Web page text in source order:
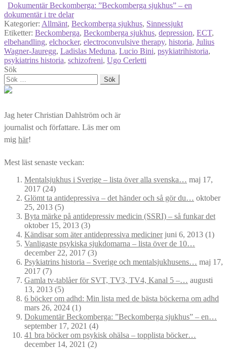
Dokumentär Beckomberga: ”Beckomberga sjukhus” – en
dokumentär i tre delar
Kategorier: Allmänt, Beckomberga sjukhus, Sinnessjukt
Etiketter: Beckomberga, Beckomberga sjukhus, depression, ECT,
elbehandling, elchocker, electroconvulsive therapy, historia, Julius
Wagner-Jauregg, Ladislas Meduna, Lucio Bini, psykiatrihistoria,
psykiatrins historia, schizofreni, Ugo Cerletti
Sök
Sök
efter:
Jag heter Christian Dahlström och är
journalist och författare. Läs mer om
mig här!
Mest läst senaste veckan:
Mentalsjukhus i Sverige – lista över alla svenska… maj 17,
2017 (24)
Glömt ta antidepressiva – det händer och så gör du… oktober
25, 2013 (5)
Byta märke på antidepressiv medicin (SSRI) – så funkar det
oktober 15, 2013 (3)
Kändisar som äter antidepressiva medicinerjuni 6, 2013 (1)
Vanligaste psykiska sjukdomarna – lista över de 10…
december 22, 2017 (3)
Psykiatrins historia – Sverige och mentalsjukhusens… maj 17,
2017 (7)
Gamla tv-tablåer för SVT, TV3, TV4, Kanal 5 –… augusti
13, 2013 (5)
6 böcker om adhd: Min lista med de bästa böckerna om adhd
mars 26, 2024 (1)
Dokumentär Beckomberga: ”Beckomberga sjukhus” – en…
september 17, 2021 (4)
41 bra böcker om psykisk ohälsa – topplista böcker…
december 14, 2021 (2)